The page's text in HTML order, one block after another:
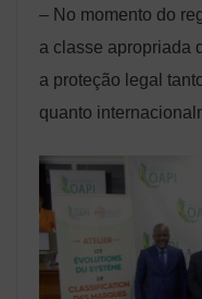
– No momento do
a classe apropriada
a proteção legal
quanto